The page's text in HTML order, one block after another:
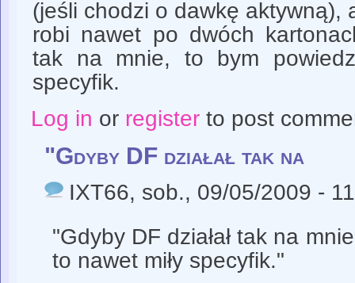
(jeśli chodzi o dawkę aktywną),
robi nawet po dwóch
tak na mnie, to bym
specyfik.
Log in or registerto post
"Gdyby DF działał tak na
IXT66, sob., 09/05/2009 -
"Gdyby DF działał tak na
to nawet miły specyfik."